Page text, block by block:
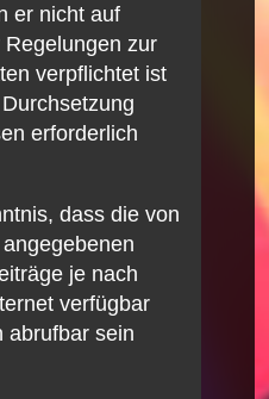
er nicht auf
zur
verpflichtet ist
erforderlich
dass die von
je nach
verfügbar
abrufbar sein